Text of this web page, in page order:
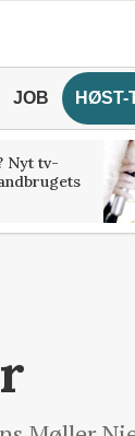
JOB HØST-
Nyt tv-